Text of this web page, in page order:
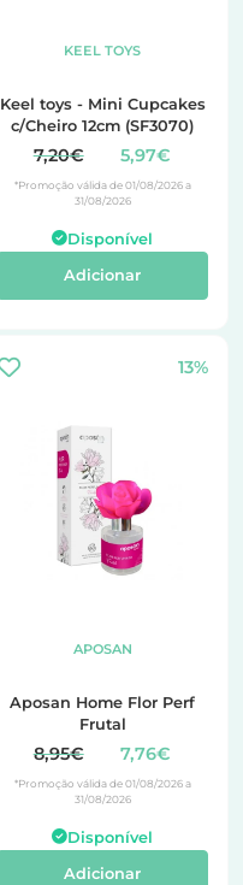
KEEL TOYS
Keel toys - Mini Cupcakes
c/Cheiro 12cm (SF3070)
7,20€ 5,97€
*Promoção válida de 01/08/2026 a
31/08/2026
Disponível
Adicionar
13%
APOSAN
Aposan Home Flor Perf
Frutal
8,95€ 7,76€
*Promoção válida de 01/08/2026 a
31/08/2026
Disponível
Adicionar